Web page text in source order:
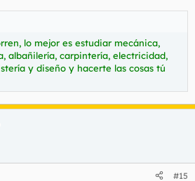
lo mejor es estudiar mecánica,
albañilería, carpintería, electricidad,
y diseño y hacerte las cosas tú
#15